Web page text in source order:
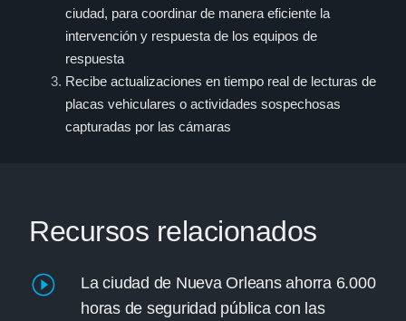
ciudad, para coordinar de manera eficiente la
intervención y respuesta de los equipos de
respuesta
Recibe actualizaciones en tiempo real de lecturas de
placas vehiculares o actividades sospechosas
capturadas por las cámaras
Recursos relacionados
La ciudad de Nueva Orleans ahorra 6.000
horas de seguridad pública con las